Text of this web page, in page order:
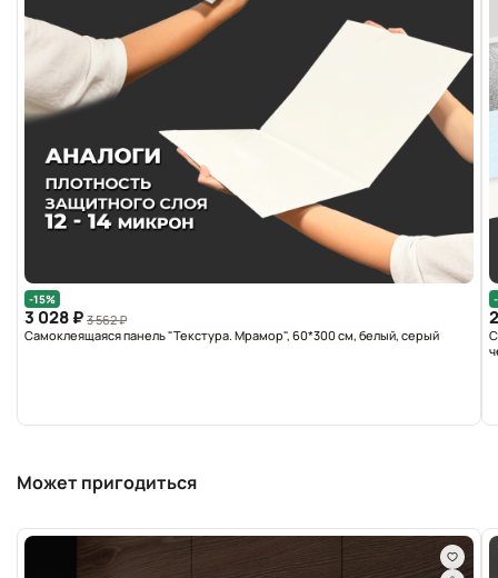
-15%
3 028 ₽ 3 562 ₽
Самоклеящаяся панель "Текстура. Мрамор", 60*300 см, белый, серый
Может пригодиться